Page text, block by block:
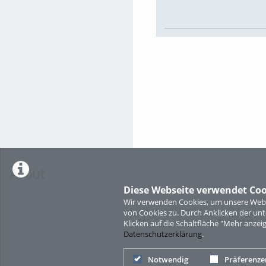
Diese Webseite verwendet
Wir verwenden Cookies, um unsere
von Cookies zu. Durch Anklicken der
Klicken auf die Schaltfläche "Mehr
Datenschutzerklärung.
Notwendig
About